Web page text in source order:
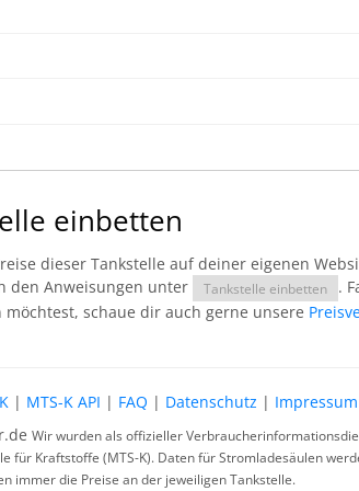
einbetten
dieser Tankstelle auf deiner eigenen
den Anweisungen unter
Tankstelle einbetten
.
schaue dir auch gerne unsere
| MTS-K API | FAQ | Datenschutz | Impressum
Wir wurden als offizieller
für Kraftstoffe (MTS-K). Daten für Stromladesäulen
immer die Preise an der jeweiligen Tankstelle.